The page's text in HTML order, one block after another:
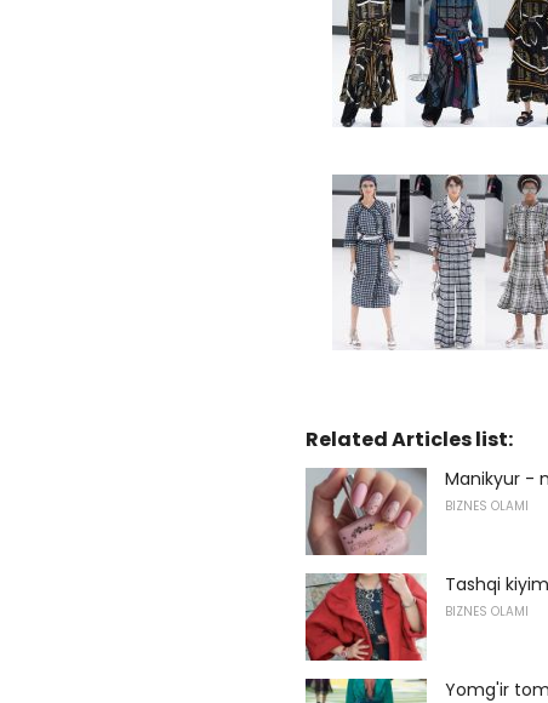
Related Articles list:
Manikyur -
BIZNES OLAMI
Tashqi
BIZNES OLAMI
Yomg'ir